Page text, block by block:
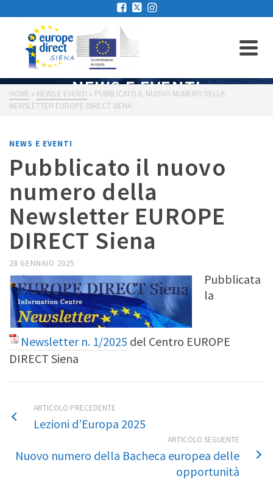
NEWS E EVENTI
HOME » NEWS E EVENTI » PUBBLICATO IL NUOVO NUMERO DELLA
NEWSLETTER EUROPE DIRECT SIENA
NEWS E EVENTI
Pubblicato il nuovo
numero della
Newsletter EUROPE
DIRECT Siena
28 GENNAIO 2025
Pubblicata
la
Newsletter n. 1/2025 del Centro EUROPE
DIRECT Siena
ARTICOLO PRECEDENTE
Lezioni d’Europa 2025
ARTICOLO SEGUENTE
Nuovo numero della Bacheca europea delle
opportunità